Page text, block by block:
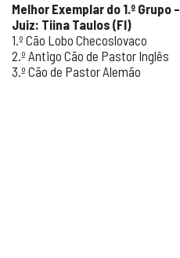
Melhor Exemplar do 1.º Grupo –
Juiz: Tiina Taulos (FI)
1.º Cão Lobo Checoslovaco
2.º Antigo Cão de Pastor Inglês
3.º Cão de Pastor Alemão